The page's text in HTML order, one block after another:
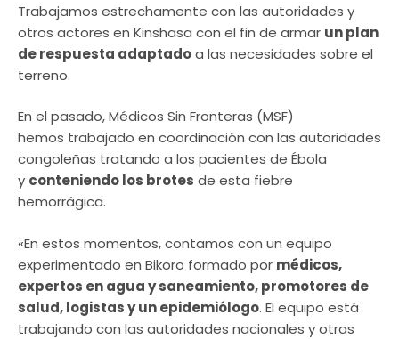
Trabajamos estrechamente con las autoridades y
otros actores en Kinshasa con el fin de armar un plan
de respuesta adaptadoa las necesidades sobre el
terreno.
En el pasado, Médicos Sin Fronteras (MSF)
hemos trabajado en coordinación con las autoridades
congoleñas tratando a los pacientes de Ébola
y conteniendo los brotes de esta fiebre
hemorrágica.
«En estos momentos, contamos con un equipo
experimentado en Bikoro formado por médicos,
expertos en agua y saneamiento, promotores de
salud, logistas y un epidemiólogo. El equipo está
trabajando con las autoridades nacionales y otras